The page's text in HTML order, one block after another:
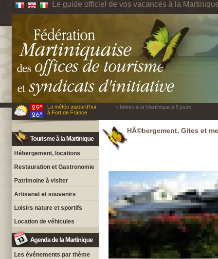
Le guide officiel de vos vacances à la
La météo aujourd'hui
à Fort de France
> Météo à la Martinique à 5 jours
Tourisme à la Martinique
Hébergement, locations
Restauration et Gastronomie
Patrimoine à visiter
Artisanat et souvenirs
Loisirs nature et sportifs
Location de véhicules
Agenda de la Martinique
Les événements par thème
HÃ©bergement, Gites et